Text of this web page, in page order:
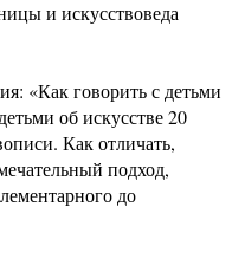
и искусствоведа
«Как говорить с детьми
об искусстве 20
Как отличать,
подход,
до